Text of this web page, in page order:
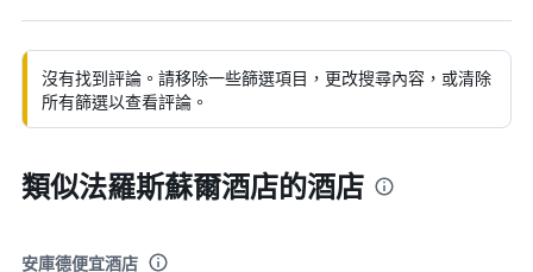
沒有找到評論。請移除一些篩選項目，更改搜尋內容，或清除
所有篩選以查看評論。
類似法羅斯蘇爾酒店的酒店
安庫德便宜酒店